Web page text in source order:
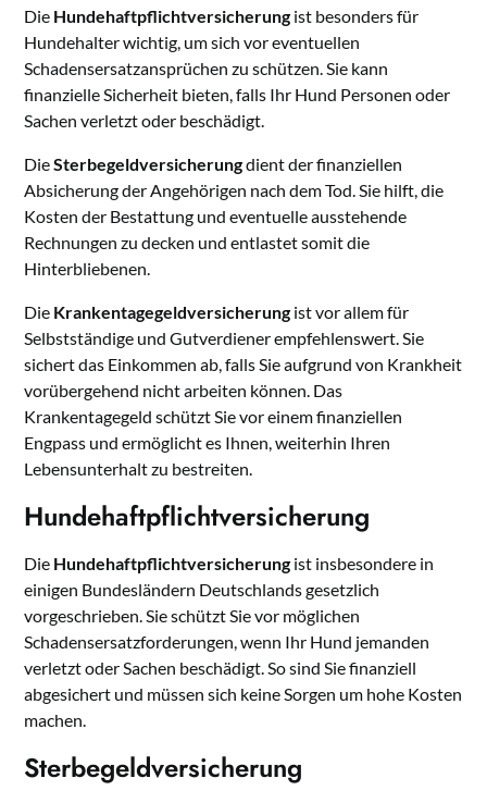
Die Hundehaftpflichtversicherung ist besonders für
Hundehalter wichtig, um sich vor eventuellen
Schadensersatzansprüchen zu schützen. Sie kann
finanzielle Sicherheit bieten, falls Ihr Hund Personen oder
Sachen verletzt oder beschädigt.
DieSterbegeldversicherungdient der finanziellen
Absicherung der Angehörigen nach dem Tod. Sie hilft, die
Kosten der Bestattung und eventuelle ausstehende
Rechnungen zu decken und entlastet somit die
Hinterbliebenen.
Die Krankentagegeldversicherung ist vor allem für
Selbstständige und Gutverdiener empfehlenswert. Sie
sichert das Einkommen ab, falls Sie aufgrund von Krankheit
vorübergehend nicht arbeiten können. Das
Krankentagegeld schützt Sie vor einem finanziellen
Engpass und ermöglicht es Ihnen, weiterhin Ihren
Lebensunterhalt zu bestreiten.
Hundehaftpflichtversicherung
Die Hundehaftpflichtversicherung ist insbesondere in
einigen Bundesländern Deutschlands gesetzlich
vorgeschrieben. Sie schützt Sie vor möglichen
Schadensersatzforderungen, wenn Ihr Hund jemanden
verletzt oder Sachen beschädigt. So sind Sie finanziell
abgesichert und müssen sich keine Sorgen um hohe Kosten
machen.
Sterbegeldversicherung